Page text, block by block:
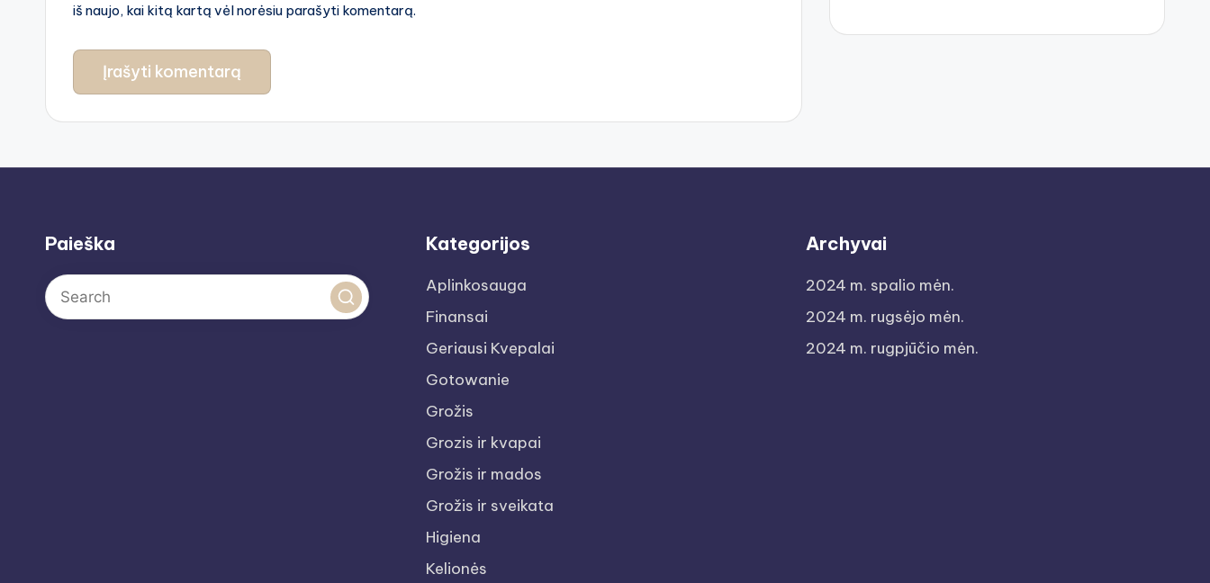
iš naujo, kai kitą kartą vėl norėsiu parašyti komentarą.
Paieška Kategorijos
Aplinkosauga
Finansai
Geriausi Kvepalai
Gotowanie
Grožis
Grozis ir kvapai
Grožis ir mados
Grožis ir sveikata
Higiena
Kelionės
Archyvai
2024 m. spalio mėn.
2024 m. rugsėjo mėn.
2024 m. rugpjūčio mėn.